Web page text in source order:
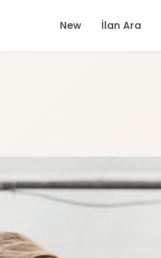
New İlan Ara